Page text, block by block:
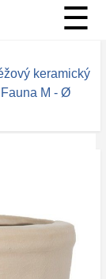
☰
keramický
M - Ø